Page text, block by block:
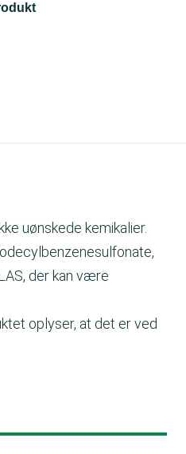
uønskede kemikalier.
der kan være
oplyser, at det er ved